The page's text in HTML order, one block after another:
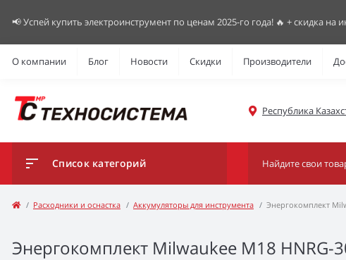
📢 Успей купить электроинструмент по ценам 2025-го года! 🔥 + скидка на
О компании Блог Новости Скидки Производители
Республика
Список категорий
Расходники и оснастка Аккумуляторы для инструмента Энергокомплект
Энергокомплект Milwaukee M18 HNRG-